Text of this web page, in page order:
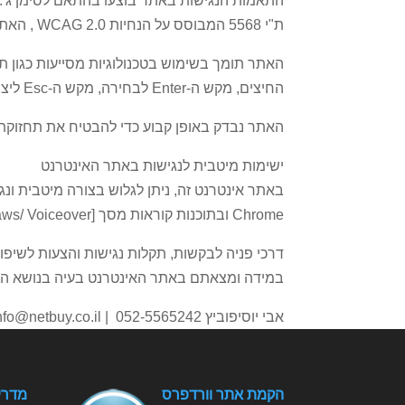
ת"י 5568 המבוסס על הנחיות WCAG 2.0 , האתר הונגש לרמה AA ובכפוף לשינויים והתאמות שבוצעו במסמך התקן הישראלי.
החיצים, מקש ה-Enter לבחירה, מקש ה-Esc ליציאה מתפריטים וחלונות, לחיצה על H או על מספר למעבר בין כותרות.
האתר נבדק באופן קבוע כדי להבטיח את
ישימות מיטבית לנגישות באתר האינטרנט
Chrome ובתוכנות קוראות מסך [NVDA / Jaws/ Voiceover].
דרכי פניה לבקשות, תקלות נגישות והצעות
במידה ומצאתם באתר האינטרנט בעיה בנושא
אבי יוסיפוביץ 052-5565242 | info@netbuy.co.il
הקמת אתר וורדפרס